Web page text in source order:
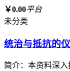
￥0.00平台
未分类
统治与抵抗的
简介：本资料深